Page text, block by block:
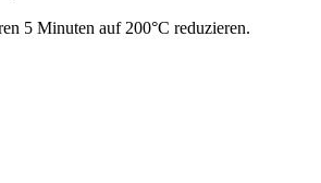
5 Minuten auf 200°C reduzieren.